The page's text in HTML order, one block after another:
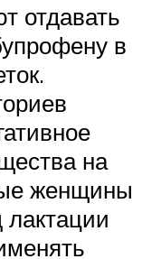
отдавать
в
на
женщины
лактации